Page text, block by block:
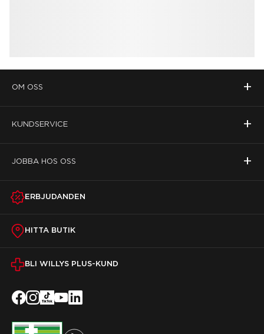
OM OSS +
KUNDSERVICE +
JOBBA HOS OSS +
ERBJUDANDEN
HITTA BUTIK
BLI WILLYS PLUS-KUND